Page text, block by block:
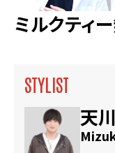
ミルクティ
STYLIST
天